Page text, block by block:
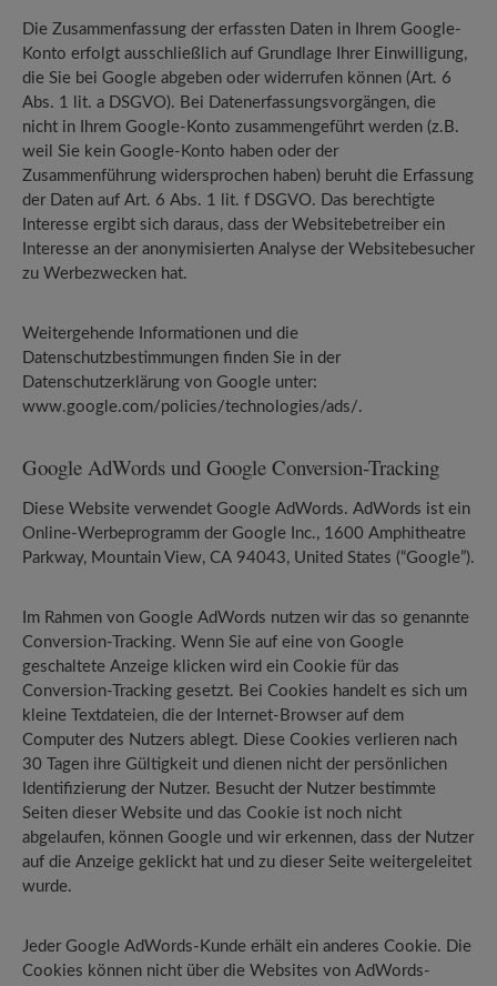
Die Zusammenfassung der erfassten Daten in Ihrem Google-
Konto erfolgt ausschließlich auf Grundlage Ihrer Einwilligung,
die Sie bei Google abgeben oder widerrufen können (Art. 6
Abs. 1 lit. a DSGVO). Bei Datenerfassungsvorgängen, die
nicht in Ihrem Google-Konto zusammengeführt werden (z.B.
weil Sie kein Google-Konto haben oder der
Zusammenführung widersprochen haben) beruht die Erfassung
der Daten auf Art. 6 Abs. 1 lit. f DSGVO. Das berechtigte
Interesse ergibt sich daraus, dass der Websitebetreiber ein
Interesse an der anonymisierten Analyse der Websitebesucher
zu Werbezwecken hat.
Weitergehende Informationen und die
Datenschutzbestimmungen finden Sie in der
Datenschutzerklärung von Google unter:
www.google.com/policies/technologies/ads/.
Google AdWords und Google Conversion-Tracking
Diese Website verwendet Google AdWords. AdWords ist ein
Online-Werbeprogramm der Google Inc., 1600 Amphitheatre
Parkway, Mountain View, CA 94043, United States (“Google”).
Im Rahmen von Google AdWords nutzen wir das so genannte
Conversion-Tracking. Wenn Sie auf eine von Google
geschaltete Anzeige klicken wird ein Cookie für das
Conversion-Tracking gesetzt. Bei Cookies handelt es sich um
kleine Textdateien, die der Internet-Browser auf dem
Computer des Nutzers ablegt. Diese Cookies verlieren nach
30 Tagen ihre Gültigkeit und dienen nicht der persönlichen
Identifizierung der Nutzer. Besucht der Nutzer bestimmte
Seiten dieser Website und das Cookie ist noch nicht
abgelaufen, können Google und wir erkennen, dass der Nutzer
auf die Anzeige geklickt hat und zu dieser Seite weitergeleitet
wurde.
Jeder Google AdWords-Kunde erhält ein anderes Cookie. Die
Cookies können nicht über die Websites von AdWords-